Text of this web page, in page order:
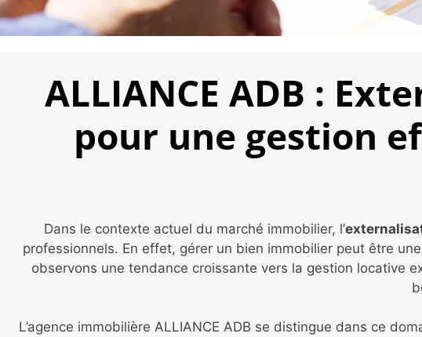
ALLIANCE ADB :
pour une gestion
Dans le contexte actuel du marché immobilier, l’
professionnels. En effet, gérer un bien immobilier peut être
observons une tendance croissante vers la gestion locative
L’agence immobilière ALLIANCE ADB se distingue dans ce